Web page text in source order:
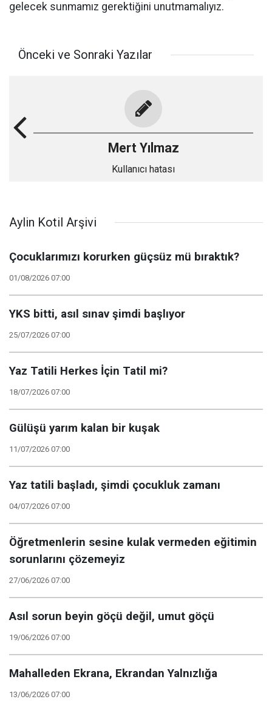
gelecek sunmamız gerektiğini unutmamalıyız.
Önceki ve Sonraki Yazılar
Mert Yılmaz
Kullanıcı hatası
Aylin Kotil Arşivi
Çocuklarımızı korurken güçsüz mü bıraktık?
01/08/2026 07:00
YKS bitti, asıl sınav şimdi başlıyor
25/07/2026 07:00
Yaz Tatili Herkes İçin Tatil mi?
18/07/2026 07:00
Gülüşü yarım kalan bir kuşak
11/07/2026 07:00
Yaz tatili başladı, şimdi çocukluk zamanı
04/07/2026 07:00
Öğretmenlerin sesine kulak vermeden eğitimin
sorunlarını çözemeyiz
27/06/2026 07:00
Asıl sorun beyin göçü değil, umut göçü
19/06/2026 07:00
Mahalleden Ekrana, Ekrandan Yalnızlığa
13/06/2026 07:00